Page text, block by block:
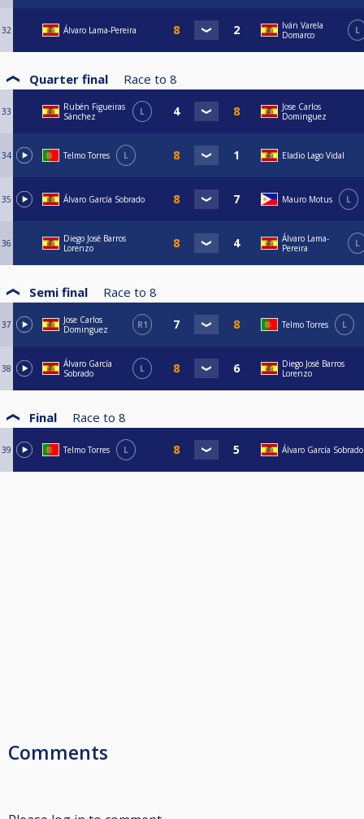
32 Álvaro Lama-Pereira
Iván Varela
Domarco
L
Quarter final Race to 8
33
Rubén Figueiras
Sánchez
L
Jose Carlos
Dominguez
34 Telmo Torres L Eladio Lago Vidal
35 Álvaro García Sobrado Mauro Motus L
36
Diego José Barros
Lorenzo
Álvaro Lama-
Pereira
L
Semi final Race to 8
37
Jose Carlos
Dominguez
R1 Telmo Torres L
38
Álvaro García
Sobrado
L
Diego José Barros
Lorenzo
Final Race to 8
39 Telmo Torres L Álvaro García Sobrado
Comments